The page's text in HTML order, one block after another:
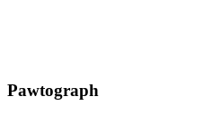
Pawtograph